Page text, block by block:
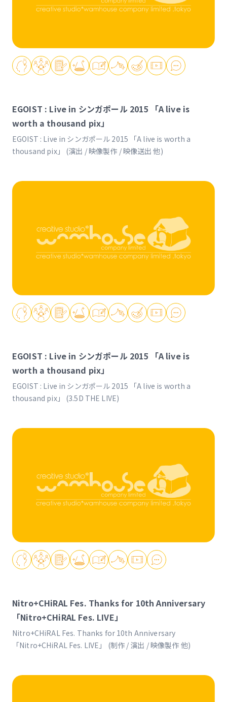
EGOIST : Live in シンガポール 2015 「A live is
worth a thousand pix」
EGOIST : Live in シンガポール 2015 「A live is worth a
thousand pix」 (演出 / 映像製作 / 映像送出 他)
EGOIST : Live in シンガポール 2015 「A live is
worth a thousand pix」
EGOIST : Live in シンガポール 2015 「A live is worth a
thousand pix」 (3.5D THE LIVE)
Nitro+CHiRAL Fes. Thanks for 10th Anniversary
「Nitro+CHiRAL Fes. LIVE」
Nitro+CHiRAL Fes. Thanks for 10th Anniversary
「Nitro+CHiRAL Fes. LIVE」 (制作 / 演出 / 映像製作 他)